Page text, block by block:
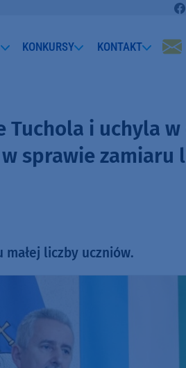
KONKURSY KONTAKT
Tuchola i uchyla w
sprawie zamiaru
małej liczby uczniów.